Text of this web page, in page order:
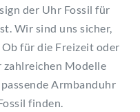
der Uhr Fossil für
Wir sind uns sicher,
für die Freizeit oder
Modelle
Armbanduhr
finden.